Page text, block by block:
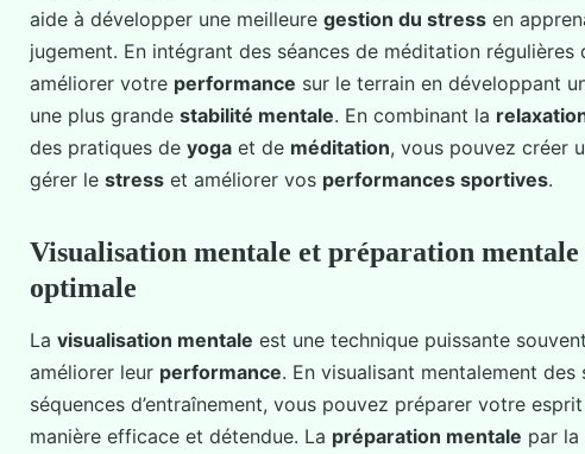
aide à développer une meilleure gestion du stress en
jugement. En intégrant des séances de méditation
améliorer votre performance sur le terrain en développant
une plus grande stabilité mentale. En combinant la
des pratiques de yoga et de méditation, vous pouvez créer
gérer le stress et améliorer vos performances sportives.
Visualisation mentale et préparation
optimale
La visualisation mentale est une technique puissante
améliorer leur performance. En visualisant mentalement
séquences d’entraînement, vous pouvez préparer votre
manière efficace et détendue. La préparation mentale par la